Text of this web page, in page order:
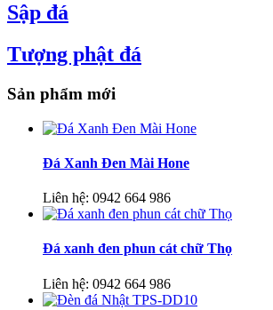
Sập đá
Tượng phật đá
Sản phẩm mới
Đá Xanh Đen Mài Hone
Liên hệ: 0942 664 986
Đá xanh đen phun cát chữ Thọ
Liên hệ: 0942 664 986